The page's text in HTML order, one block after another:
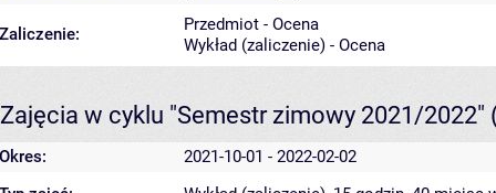
Zaliczenie:
Przedmiot - Ocena
Wykład (zaliczenie) - Ocena
Zajęcia w cyklu "Semestr zimowy 2021/2022"
Okres:
2021-10-01 - 2022-02-02